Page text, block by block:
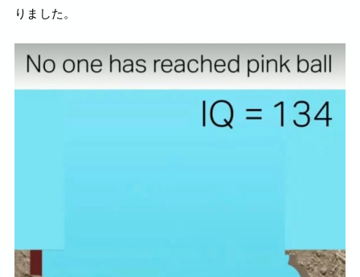
りました。